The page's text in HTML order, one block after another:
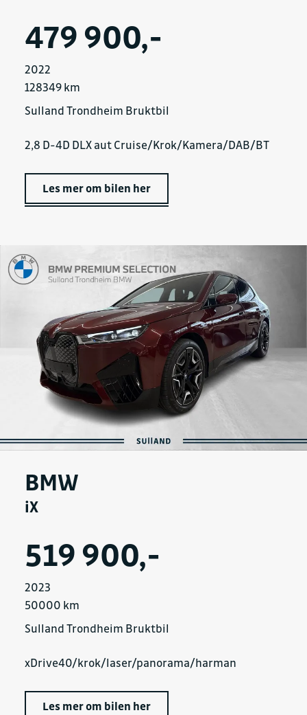
479 900,-
2022
128349 km
Sulland Trondheim Bruktbil
2,8 D-4D DLX aut Cruise/Krok/Kamera/DAB/BT
Les mer om bilen her
BMW
iX
519 900,-
2023
50000 km
Sulland Trondheim Bruktbil
xDrive40/krok/laser/panorama/harman
Les mer om bilen her